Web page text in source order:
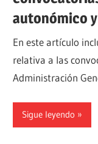
autonómico
En este artículo
relativa a las
Administración
Sigue leyendo